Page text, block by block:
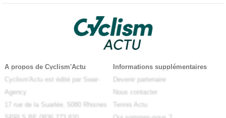
A propos de Cyclism'Actu
Cyclism'Actu est édité par Swar-
Agency
17 rue de la Suarlée, 5080 Rhisnes
Informations supplémentaires
Devenir partenaire
Nous contacter
Tennis Actu